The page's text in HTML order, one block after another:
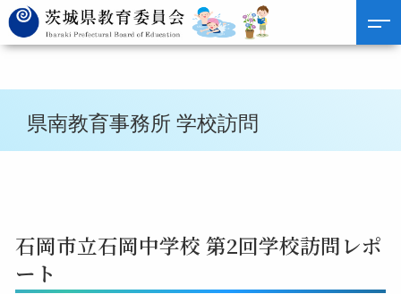
県南教育事務所 学校訪問
石岡市立石岡中学校 第2回学校訪問レポ
ート